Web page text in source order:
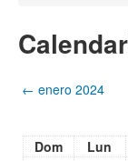
← enero 2024
Dom Lun